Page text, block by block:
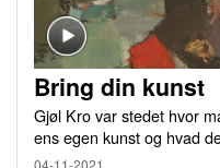
Bring din kunst
Gjøl Kro var stedet hvor
ens egen kunst og hvad
04-11-2021